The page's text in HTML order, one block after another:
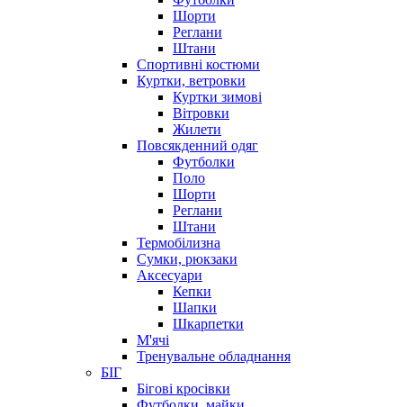
Шорти
Реглани
Штани
Спортивні костюми
Куртки, ветровки
Куртки зимові
Вітровки
Жилети
Повсякденний одяг
Футболки
Поло
Шорти
Реглани
Штани
Термобілизна
Сумки, рюкзаки
Аксесуари
Кепки
Шапки
Шкарпетки
М'ячі
Тренувальне обладнання
БІГ
Бігові кросівки